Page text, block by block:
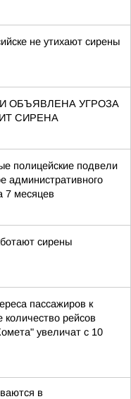
не утихают сирены
ОБЪЯВЛЕНА УГРОЗА
СИРЕНА
полицейские подвели
административного
7 месяцев
сирены
пассажиров к
количество рейсов
увеличат с 10
в